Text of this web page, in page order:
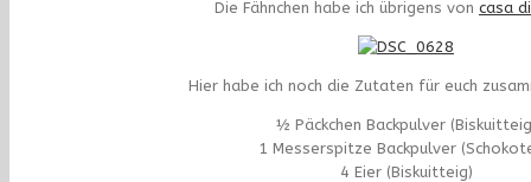
Die Fähnchen habe ich übrigens von casa
Hier habe ich noch die Zutaten für euch
½ Päckchen Backpulver
1 Messerspitze Backpulver
4 Eier (Biskuitteig)